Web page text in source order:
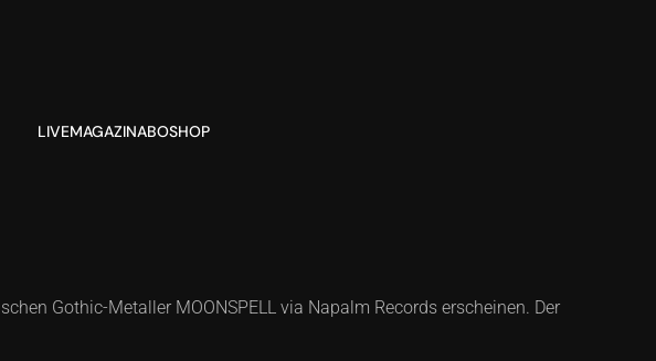
LIVEMAGAZINABOSHOP
Gothic-Metaller MOONSPELL via Napalm Records erscheinen. Der